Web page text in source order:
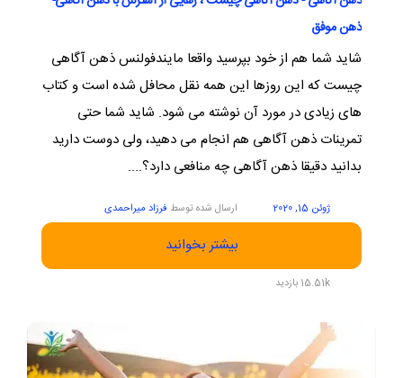
ذهن موفق
شاید شما هم از خود بپرسید واقعا مایندفولنس ذهن آگاهی
چیست که این روزها این همه نقل محافل شده است و کتاب
های زیادی در مورد آن نوشته می شود. شاید شما حتی
تمرینات ذهن آگاهی هم انجام می دهید، ولی دوست دارید
بدانید دقیقا ذهن آگاهی چه منافعی دارد؟....
ژوئن 15, 2020 ارسال شده توسط فرزاد میراحمدی
بیشتر بخوانید